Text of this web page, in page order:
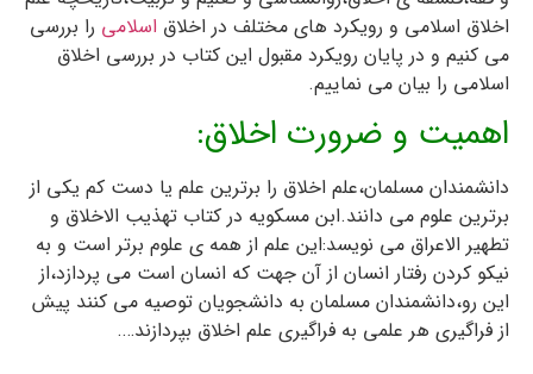
اخلاق اسلامی و رویکرد های مختلف در اخلاق اسلامی را بررسی
می کنیم و در پایان رویکرد مقبول این کتاب در بررسی اخلاق
اسلامی را بیان می نماییم.
اهمیت و ضرورت اخلاق:
دانشمندان مسلمان،علم اخلاق را برترین علم یا دست کم یکی از
برترین علوم می دانند.ابن مسکویه در کتاب تهذیب الاخلاق و
تطهیر الاعراق می نویسد:این علم از همه ی علوم برتر است و به
نیکو کردن رفتار انسان از آن جهت که انسان است می پردازد،از
این رو،دانشمندان مسلمان به دانشجویان توصیه می کنند پیش
از فراگیری هر علمی به فراگیری علم اخلاق بپردازند….